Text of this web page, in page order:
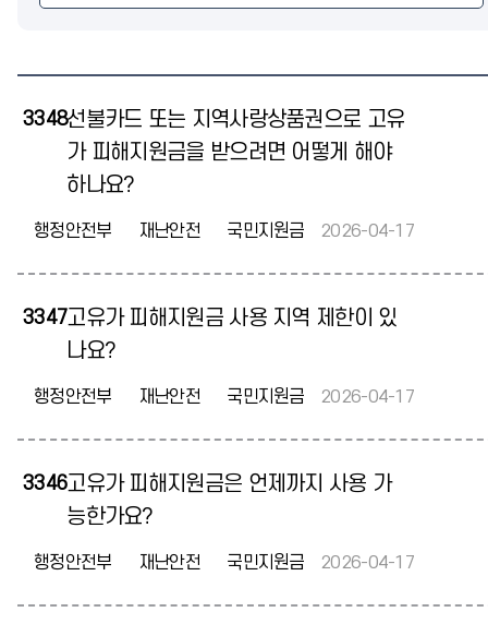
3348선불카드 또는 지역사랑상품권으로 고유
가 피해지원금을 받으려면 어떻게 해야
하나요?
행정안전부 재난안전 국민지원금 2026-04-17
3347고유가 피해지원금 사용 지역 제한이 있
나요?
행정안전부 재난안전 국민지원금 2026-04-17
3346고유가 피해지원금은 언제까지 사용 가
능한가요?
행정안전부 재난안전 국민지원금 2026-04-17